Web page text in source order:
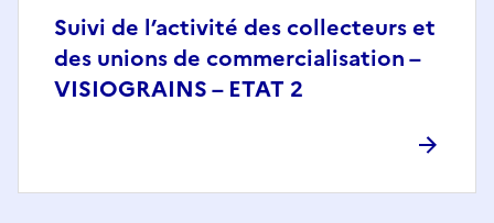
Suivi de l’activité des collecteurs et
des unions de commercialisation –
VISIOGRAINS – ETAT 2